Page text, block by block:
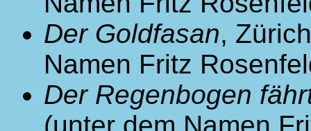
Der Goldfasan,
Namen Fritz
Der Regenbogen